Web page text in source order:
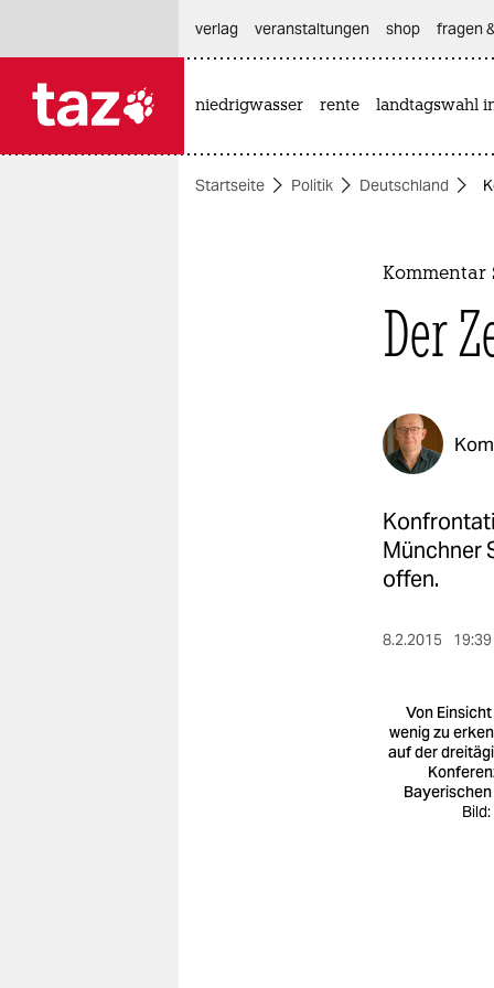
themen
verlag
veranstaltungen shop fragen
niedrigwasser rente landtagswahl
Startseite Politik Deutschland
Kommentar
Der
Münchner
offen.
8.2.2015
Von
wenig zu
auf der